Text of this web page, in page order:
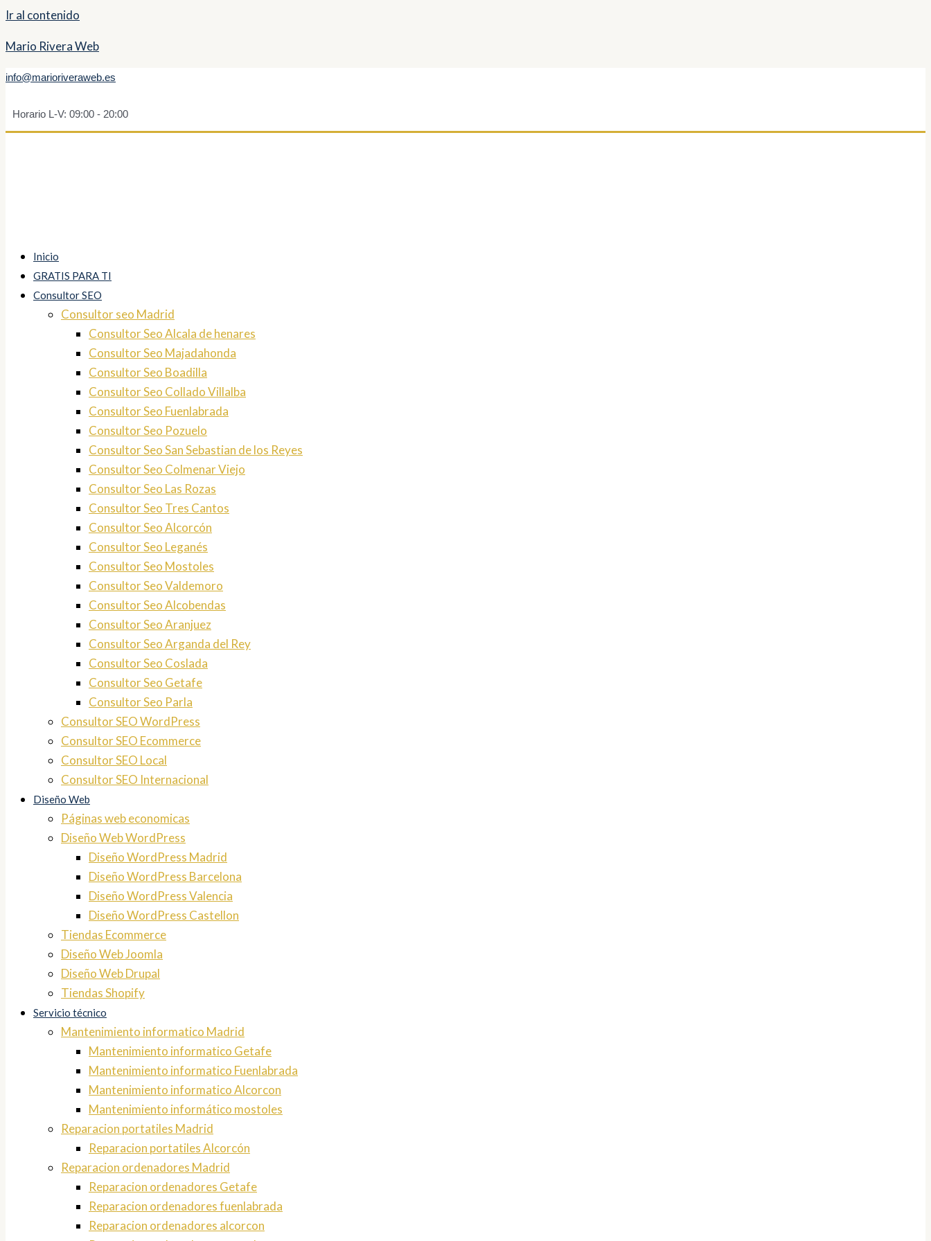
Ir al contenido
Mario Rivera Web
info@marioriveraweb.es
Horario L-V: 09:00 - 20:00
Inicio
GRATIS PARA TI
Consultor SEO
Consultor seo Madrid
Consultor Seo Alcala de henares
Consultor Seo Majadahonda
Consultor Seo Boadilla
Consultor Seo Collado Villalba
Consultor Seo Fuenlabrada
Consultor Seo Pozuelo
Consultor Seo San Sebastian de los Reyes
Consultor Seo Colmenar Viejo
Consultor Seo Las Rozas
Consultor Seo Tres Cantos
Consultor Seo Alcorcón
Consultor Seo Leganés
Consultor Seo Mostoles
Consultor Seo Valdemoro
Consultor Seo Alcobendas
Consultor Seo Aranjuez
Consultor Seo Arganda del Rey
Consultor Seo Coslada
Consultor Seo Getafe
Consultor Seo Parla
Consultor SEO WordPress
Consultor SEO Ecommerce
Consultor SEO Local
Consultor SEO Internacional
Diseño Web
Páginas web economicas
Diseño Web WordPress
Diseño WordPress Madrid
Diseño WordPress Barcelona
Diseño WordPress Valencia
Diseño WordPress Castellon
Tiendas Ecommerce
Diseño Web Joomla
Diseño Web Drupal
Tiendas Shopify
Servicio técnico
Mantenimiento informatico Madrid
Mantenimiento informatico Getafe
Mantenimiento informatico Fuenlabrada
Mantenimiento informatico Alcorcon
Mantenimiento informático mostoles
Reparacion portatiles Madrid
Reparacion portatiles Alcorcón
Reparacion ordenadores Madrid
Reparacion ordenadores Getafe
Reparacion ordenadores fuenlabrada
Reparacion ordenadores alcorcon